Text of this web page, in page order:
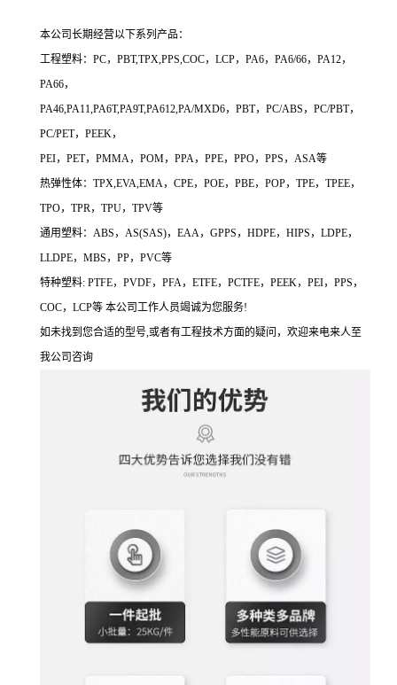
本公司长期经营以下系列产品：
工程塑料：PC，PBT,TPX,PPS,COC，LCP，PA6，PA6/66，PA12，
PA66，
PA46,PA11,PA6T,PA9T,PA612,PA/MXD6，PBT，PC/ABS，PC/PBT，
PC/PET，PEEK，
PEI，PET，PMMA，POM，PPA，PPE，PPO，PPS，ASA等
热弹性体：TPX,EVA,EMA，CPE，POE，PBE，POP，TPE，TPEE，
TPO，TPR，TPU，TPV等
通用塑料：ABS，AS(SAS)，EAA，GPPS，HDPE，HIPS，LDPE，
LLDPE，MBS，PP，PVC等
特种塑料: PTFE，PVDF，PFA，ETFE，PCTFE，PEEK，PEI，PPS，
COC，LCP等 本公司工作人员竭诚为您服务!
如未找到您合适的型号,或者有工程技术方面的疑问，欢迎来电来人至
我公司咨询